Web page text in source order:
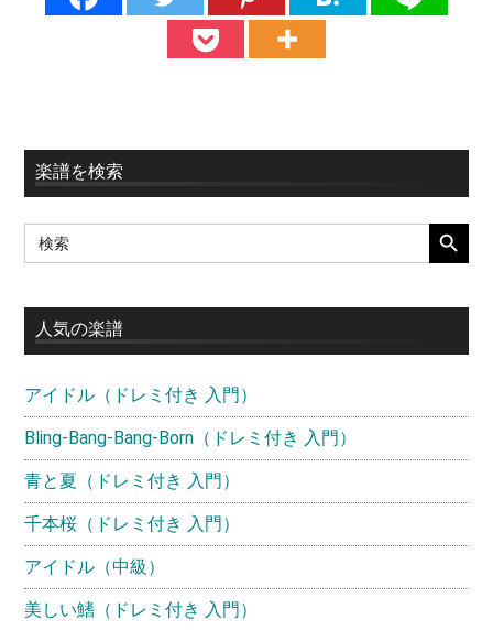
最
初
の
イ
ド
バ
ー
楽譜を検索
Search
for:
SEARCH
人気の楽譜
アイドル（ドレミ付き 入門）
Bling-Bang-Bang-Born（ドレミ付き 入門）
青と夏（ドレミ付き 入門）
千本桜（ドレミ付き 入門）
アイドル（中級）
美しい鰭（ドレミ付き 入門）